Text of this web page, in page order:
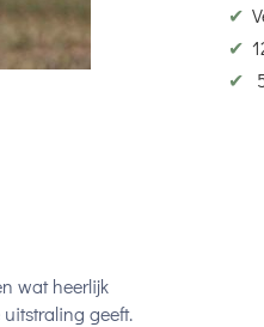
✔
✔
✔
wat heerlijk
geeft.